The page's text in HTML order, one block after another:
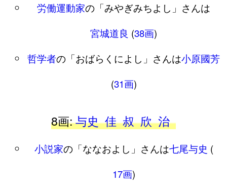
労働運動家の「みやぎみちよし」さんは
宮城道良 (38画)
哲学者の「おばらくによし」さんは小原國芳
(31画)
8画:与史 佳 叔 欣 治
小説家の「ななおよし」さんは七尾与史 (
17画)